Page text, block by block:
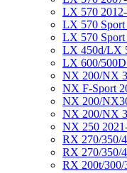
LX 570
LX 570 Sport
LX 570 Sport
LX 450d/LX
LX 600/500D
NX 200/NX
NX F-Sport
NX 200/
NX 200/NX
NX 250
RX 270/350/
RX 270/350/
RX 200t/300/